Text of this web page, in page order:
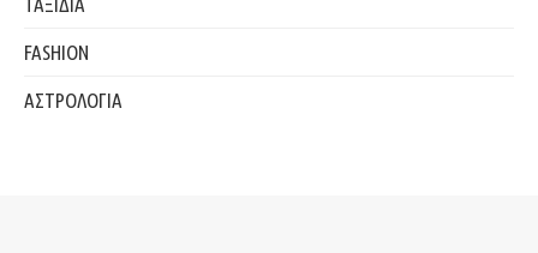
FASHION
ΑΣΤΡΟΛΟΓΙΑ